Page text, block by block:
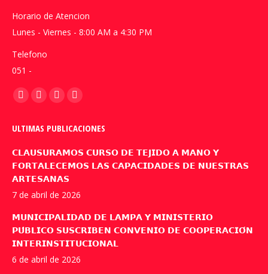
Horario de Atencion
Lunes - Viernes - 8:00 AM a 4:30 PM
Telefono
051 -
Encuéntranos en:
Facebook
opens
in
new
window
YouTube
opens
in
new
window
Linkedin
opens
in
new
window
Instagram
opens
in
new
ULTIMAS PUBLICACIONES
𝗖𝗟𝗔𝗨𝗦𝗨𝗥𝗔𝗠𝗢𝗦 𝗖𝗨𝗥𝗦𝗢 𝗗𝗘 𝗧𝗘𝗝𝗜𝗗𝗢 𝗔 𝗠𝗔𝗡𝗢 𝗬
𝗙𝗢𝗥𝗧𝗔𝗟𝗘𝗖𝗘𝗠𝗢𝗦 𝗟𝗔𝗦 𝗖𝗔𝗣𝗔𝗖𝗜𝗗𝗔𝗗𝗘𝗦 𝗗𝗘 𝗡𝗨𝗘𝗦𝗧𝗥𝗔𝗦
𝗔𝗥𝗧𝗘𝗦𝗔𝗡𝗔𝗦
7 de abril de 2026
𝗠𝗨𝗡𝗜𝗖𝗜𝗣𝗔𝗟𝗜𝗗𝗔𝗗 𝗗𝗘 𝗟𝗔𝗠𝗣𝗔 𝗬 𝗠𝗜𝗡𝗜𝗦𝗧𝗘𝗥𝗜𝗢
𝗣𝗨́𝗕𝗟𝗜𝗖𝗢 𝗦𝗨𝗦𝗖𝗥𝗜𝗕𝗘𝗡 𝗖𝗢𝗡𝗩𝗘𝗡𝗜𝗢 𝗗𝗘 𝗖𝗢𝗢𝗣𝗘𝗥𝗔𝗖𝗜𝗢́𝗡
𝗜𝗡𝗧𝗘𝗥𝗜𝗡𝗦𝗧𝗜𝗧𝗨𝗖𝗜𝗢𝗡𝗔𝗟
6 de abril de 2026